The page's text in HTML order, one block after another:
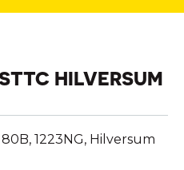
HILVERSUM
1223NG, Hilversum